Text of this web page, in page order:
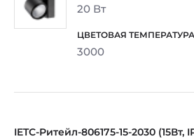
20 Вт
3000
IETC-Ритейл-806175-15-2030 (15Вт,